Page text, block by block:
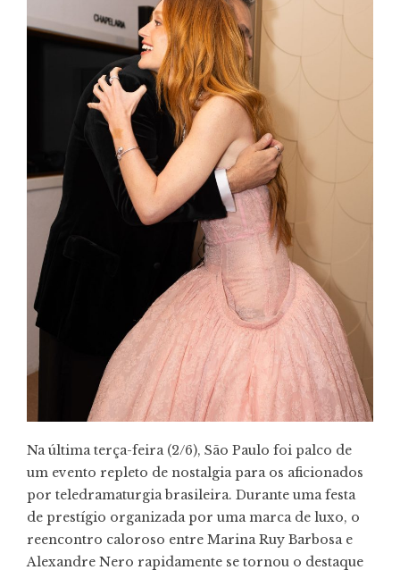
Na última terça-feira (2/6), São Paulo foi palco de
um evento repleto de nostalgia para os aficionados
por teledramaturgia brasileira. Durante uma festa
de prestígio organizada por uma marca de luxo, o
reencontro caloroso entre Marina Ruy Barbosa e
Alexandre Nero rapidamente se tornou o destaque